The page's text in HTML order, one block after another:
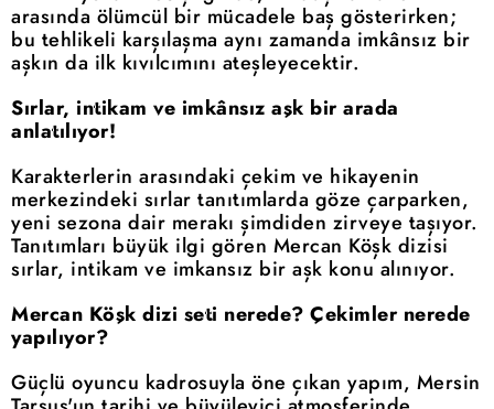
arasında ölümcül bir mücadele baş gösterirken;
bu tehlikeli karşılaşma aynı zamanda imkânsız bir
aşkın da ilk kıvılcımını ateşleyecektir.
Sırlar, intikam ve imkânsız aşk bir arada
anlatılıyor!
Karakterlerin arasındaki çekim ve hikayenin
merkezindeki sırlar tanıtımlarda göze çarparken,
yeni sezona dair merakı şimdiden zirveye taşıyor.
Tanıtımları büyük ilgi gören Mercan Köşk dizisi
sırlar, intikam ve imkansız bir aşk konu alınıyor.
Mercan Köşk dizi seti nerede? Çekimler nerede
yapılıyor?
Güçlü oyuncu kadrosuyla öne çıkan yapım, Mersin